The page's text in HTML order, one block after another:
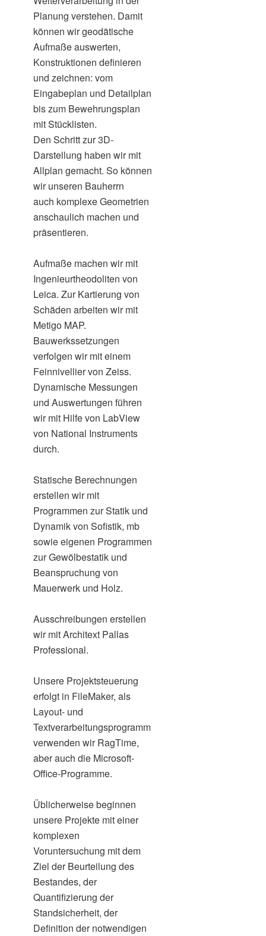
Planung verstehen. Damit
können wir geodätische
Aufmaße auswerten,
Konstruktionen definieren
und zeichnen: vom
Eingabeplan und Detailplan
bis zum Bewehrungsplan
mit Stücklisten.
Den Schritt zur 3D-
Darstellung haben wir mit
Allplan gemacht. So können
wir unseren Bauherrn
auch komplexe Geometrien
anschaulich machen und
präsentieren.
Aufmaße machen wir mit
Ingenieurtheodoliten von
Leica. Zur Kartierung von
Schäden arbeiten wir mit
Metigo MAP.
Bauwerkssetzungen
verfolgen wir mit einem
Feinnivellier von Zeiss.
Dynamische Messungen
und Auswertungen führen
wir mit Hilfe von LabView
von National Instruments
durch.
Statische Berechnungen
erstellen wir mit
Programmen zur Statik und
Dynamik von Sofistik, mb
sowie eigenen Programmen
zur Gewölbestatik und
Beanspruchung von
Mauerwerk und Holz.
Ausschreibungen erstellen
wir mit Architext Pallas
Professional.
Unsere Projektsteuerung
erfolgt in FileMaker, als
Layout- und
Textverarbeitungsprogramm
verwenden wir RagTime,
aber auch die Microsoft-
Office-Programme.
Üblicherweise beginnen
unsere Projekte mit einer
komplexen
Voruntersuchung mit dem
Ziel der Beurteilung des
Bestandes, der
Quantifizierung der
Standsicherheit, der
Definition der notwendigen